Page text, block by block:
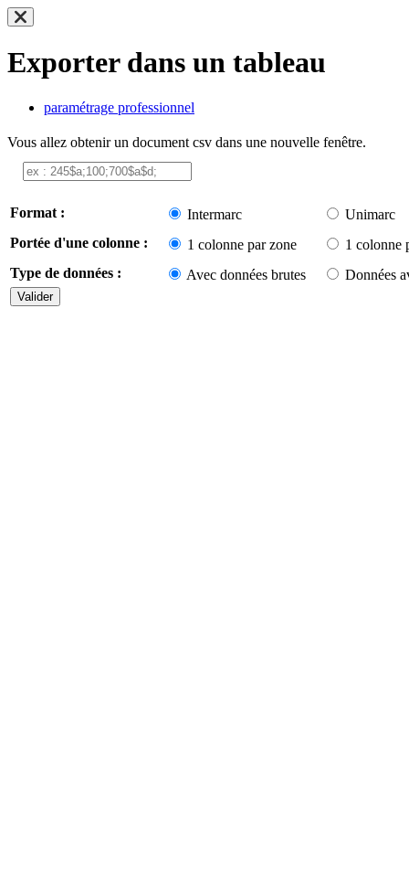
Exporter dans un tableau
paramétrage professionnel
Vous allez obtenir un document csv dans une nouvelle fenêtre.
Format : Intermarc
Unimarc
Portée d'une colonne :
1 colonne par zone
1 colonne
Type de données :
Avec données brutes Données